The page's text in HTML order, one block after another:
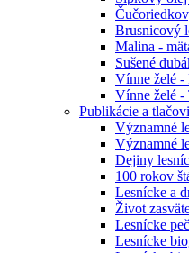
Brusnicový
Malina -
Sušené
Vínne želé -
Vínne želé -
Publikácie a
Významné
Významné
Dejiny
100 rokov
Lesnícke a
Život
Lesnícke
Lesnícke